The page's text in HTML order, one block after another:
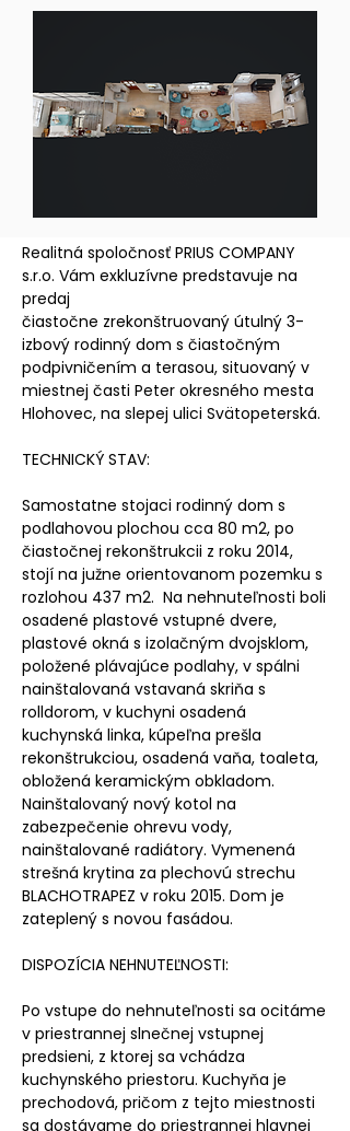
POPIS NEHNUTEĽNOSTI
Realitná spoločnosť PRIUS COMPANY
s.r.o. Vám exkluzívne predstavuje na
predaj
čiastočne zrekonštruovaný útulný 3-
izbový rodinný dom s čiastočným
podpivničením a terasou, situovaný v
miestnej časti Peter okresného mesta
Hlohovec, na slepej ulici Svätopeterská.
TECHNICKÝ STAV:
Samostatne stojaci rodinný dom s
podlahovou plochou cca 80 m2, po
čiastočnej rekonštrukcii z roku 2014,
stojí na južne orientovanom pozemku s
rozlohou 437 m2. Na nehnuteľnosti boli
osadené plastové vstupné dvere,
plastové okná s izolačným dvojsklom,
položené plávajúce podlahy, v spálni
nainštalovaná vstavaná skriňa s
rolldorom, v kuchyni osadená
kuchynská linka, kúpeľna prešla
rekonštrukciou, osadená vaňa, toaleta,
obložená keramickým obkladom.
Nainštalovaný nový kotol na
zabezpečenie ohrevu vody,
nainštalované radiátory. Vymenená
strešná krytina za plechovú strechu
BLACHOTRAPEZ v roku 2015. Dom je
zateplený s novou fasádou.
DISPOZÍCIA NEHNUTEĽNOSTI:
Po vstupe do nehnuteľnosti sa ocitáme
v priestrannej slnečnej vstupnej
predsieni, z ktorej sa vchádza
kuchynského priestoru. Kuchyňa je
prechodová, pričom z tejto miestnosti
sa dostávame do priestrannej hlavnej